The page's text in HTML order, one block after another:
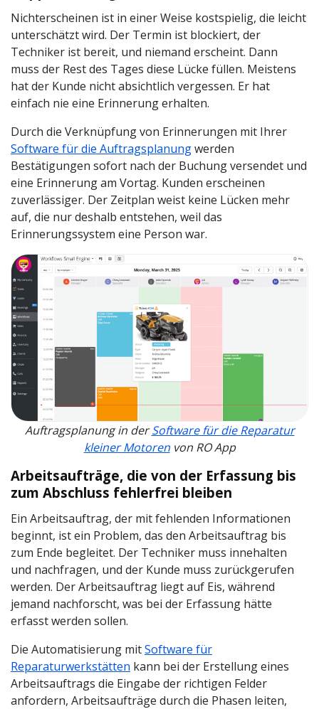
Nichterscheinen ist in einer Weise kostspielig, die leicht
unterschätzt wird. Der Termin ist blockiert, der
Techniker ist bereit, und niemand erscheint. Dann
muss der Rest des Tages diese Lücke füllen. Meistens
hat der Kunde nicht absichtlich vergessen. Er hat
einfach nie eine Erinnerung erhalten.
Durch die Verknüpfung von Erinnerungen mit Ihrer
Software für die Auftragsplanungwerden
Bestätigungen sofort nach der Buchung versendet und
eine Erinnerung am Vortag. Kunden erscheinen
zuverlässiger. Der Zeitplan weist keine Lücken mehr
auf, die nur deshalb entstehen, weil das
Erinnerungssystem eine Person war.
Auftragsplanung in derSoftware für die Reparatur
kleiner Motorenvon RO App
Arbeitsaufträge, die von der Erfassung bis
zum Abschluss fehlerfrei bleiben
Ein Arbeitsauftrag, der mit fehlenden Informationen
beginnt, ist ein Problem, das den Arbeitsauftrag bis
zum Ende begleitet. Der Techniker muss innehalten
und nachfragen, und der Kunde muss zurückgerufen
werden. Der Arbeitsauftrag liegt auf Eis, während
jemand nachforscht, was bei der Erfassung hätte
erfasst werden sollen.
Die Automatisierung mitSoftware für
Reparaturwerkstätten kann bei der Erstellung eines
Arbeitsauftrags die Eingabe der richtigen Felder
anfordern, Arbeitsaufträge durch die Phasen leiten,